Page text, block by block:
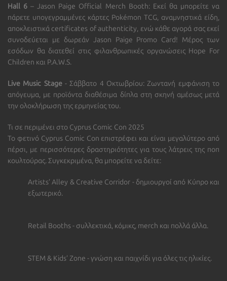
Hall 6 – Jason Paige Official Merch Booth: Εκεί θα μπορείτε να
πάρετε υπογεγραμμένες κάρτες Pokémon TCG, αναμνηστικά είδη,
αποκλειστικά certificates of authenticity, ενώ κάθε αγορά σας εκεί
συνοδεύεται με δωρεάν Jason Paige Promo Card! Μέρος των
εσόδων θα διατεθεί στις φιλανθρωπικές οργανώσεις Hope For
Children και P.A.W.S.
Live Music Stage- Σάββατο 4 Οκτωβρίου:Ζωντανή εμφάνιση το
απόγευμα, με προϊόντα διαθέσιμα δίπλα στη σκηνή αμέσως μετά
την ολοκλήρωση της ερμηνείας του.
Τι σε περιμένει στο Cyprus Comic Con 2025
Το φετινό Cyprus Comic Con επιστρέφει και είναι μεγαλύτερο από
πέρσι, με περισσότερες δραστηριότητες για τους λάτρεις της ποπ
κουλτούρας. Συγκεκριμένα, θα μπορείτε να δείτε:
Artists’ Alley & Creative Corridor - δημιουργοί από Κύπρο και
εξωτερικό.
Retail Booths- συλλεκτικά, κόμικς, merch και πολλά άλλα.
STEM & Kids’ Zone - γνώση και παιχνίδι για όλες τις ηλικίες.